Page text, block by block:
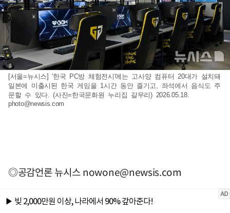
[서울=뉴시스] '한국 PC방 체험전시'에는 고사양 컴퓨터 20대가 설치돼
일본에 미출시된 한국 게임을 1시간 동안 즐기고, 좌석에서 음식도 주
문할 수 있다. (사진=한국문화원 누리집 갈무리) 2026.05.18.
photo@newsis.com
◎공감언론 뉴시스nowone@newsis.com